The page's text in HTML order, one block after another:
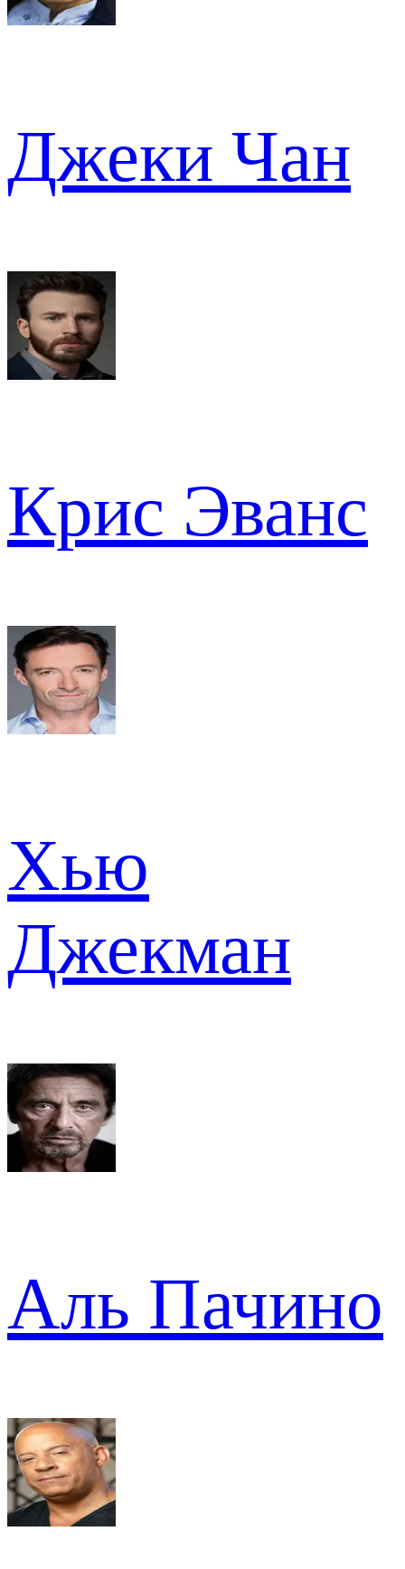
Джеки Чан
Крис Эванс
Хью
Джекман
Аль Пачино